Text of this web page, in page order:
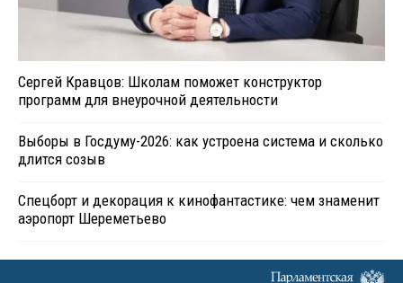
Сергей Кравцов: Школам поможет конструктор
программ для внеурочной деятельности
Выборы в Госдуму-2026: как устроена система и сколько
длится созыв
Спецборт и декорация к кинофантастике: чем знаменит
аэропорт Шереметьево